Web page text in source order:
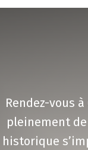
Rendez-vous
pleinement
historique